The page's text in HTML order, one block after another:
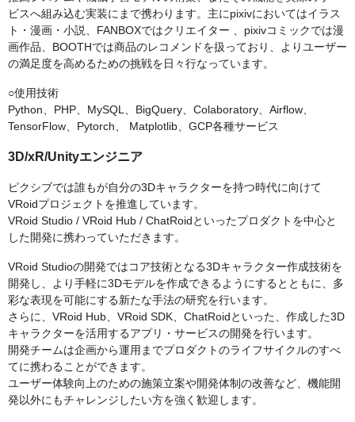
ビスへ組み込む実装にまで携わります。主にpixivにおいてはイラス
ト・漫画・小説、FANBOXではクリエイター 、pixivコミックでは漫
画作品、BOOTHでは商品のレコメンドを扱っており、よりユーザー
の満足度を高めるための挑戦を日々行なっています。
○使用技術
Python、PHP、MySQL、BigQuery、Colaboratory、Airflow、
TensorFlow、Pytorch、 Matplotlib、GCP各種サービス
3D/xR/Unityエンジニア
ピクシブでは誰もが自分の3Dキャラクターを持つ時代に向けて
VRoidプロジェクトを推進しています。
VRoid Studio / VRoid Hub / ChatRoidといったプロダクトを中心と
した開発に携わっていただきます。
VRoid Studioの開発ではコア技術となる3Dキャラクター作成技術を
開発し、より手軽に3Dモデルを作成できるようにするとともに、多
彩な表現を可能にする新たな手法の研究を行います。
さらに、VRoid Hub、VRoid SDK、ChatRoidといった、作成した3D
キャラクターを活用するアプリ・サービスの開発を行います。
開発チームは企画から運用までプロダクトのライフサイクルのすべ
てに携わることができます。
ユーザー体験向上のための施策立案や開発体制の改善など、機能開
発以外にもチャレンジしたい方を強く歓迎します。